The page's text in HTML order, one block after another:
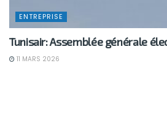
ENTREPRISE
Tunisair: Assemblée générale
11 MARS 2026